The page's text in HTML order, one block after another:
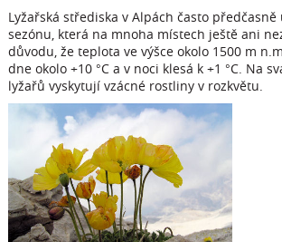
Lyžařská střediska v Alpách často
sezónu, která na mnoha místech ještě ani
důvodu, že teplota ve výšce okolo 1500 m
dne okolo +10 °C a v noci klesá k +1 °C. Na
lyžařů vyskytují vzácné rostliny v rozkvětu.